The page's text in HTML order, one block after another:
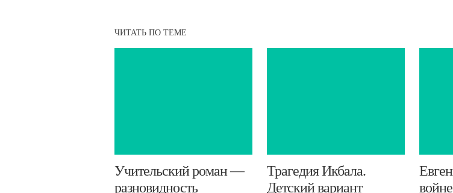
ЧИТАТЬ ПО ТЕМЕ
​Учительский роман —
разновидность
​Трагедия Икбала.
Детский вариант